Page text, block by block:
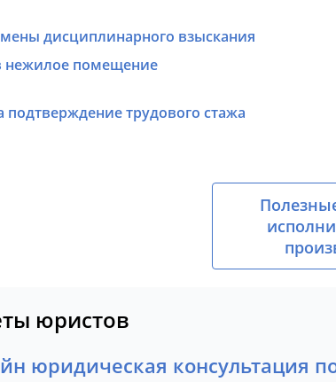
дисциплинарного взыскания
нежилое помещение
подтверждение трудового стажа
юристов
юридическая консультация